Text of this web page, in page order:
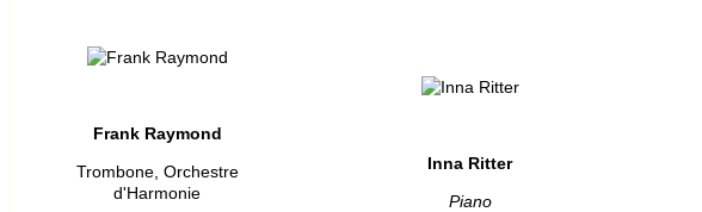
Frank Raymond
Trombone, Orchestre
d'Harmonie
Inna Ritter
Piano